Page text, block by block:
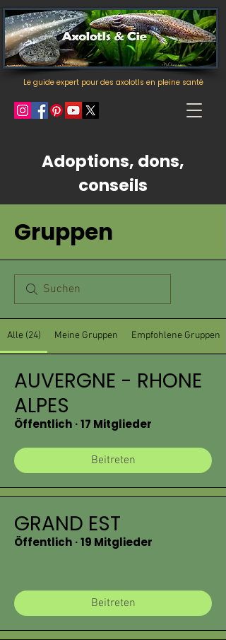
Le guide expert pour des axolotls en pleine santé
Adoptions, dons,
conseils
Gruppen
Alle (24) Meine Gruppen Empfohlene Gruppen
AUVERGNE - RHONE
ALPES
Öffentlich ·17 Mitglieder
Beitreten
GRAND EST
Öffentlich ·19 Mitglieder
Beitreten